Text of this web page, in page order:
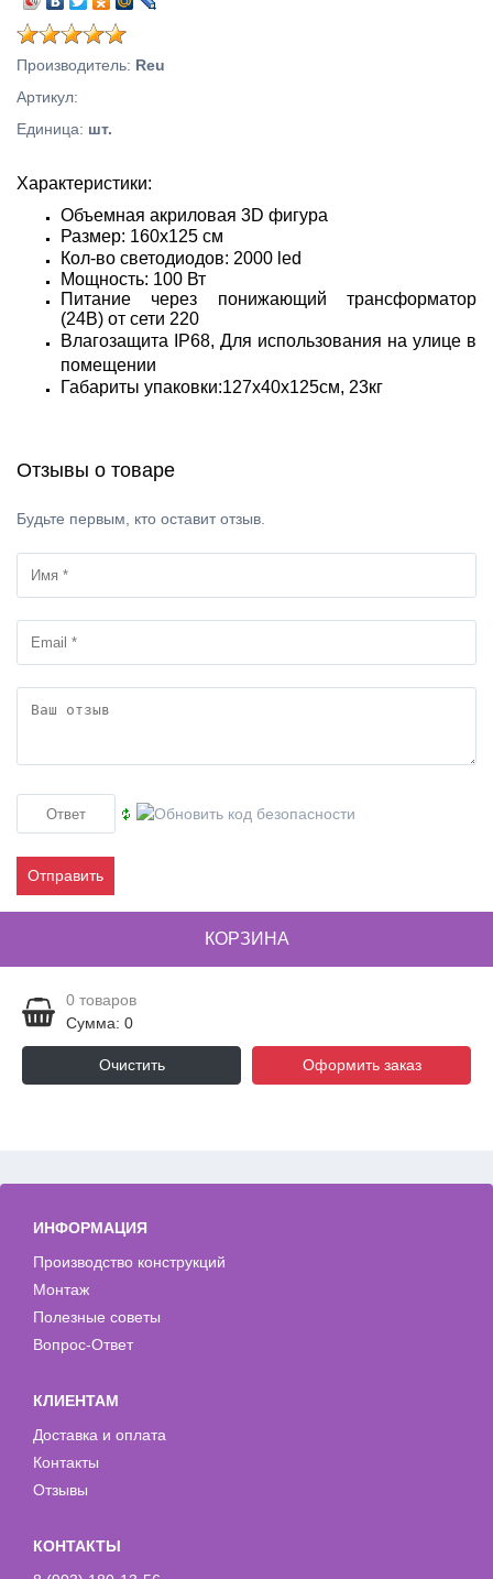
Производитель: Reu
Артикул:
Единица: шт.
Характеристики:
Объемная акриловая 3D фигура
Размер: 160x125 см
Кол-во светодиодов: 2000 led
Мощность: 100 Вт
Питание через понижающий трансформатор
(24В) от сети 220
Влагозащита IP68, Для использования на улице в
помещении
Габариты упаковки:127х40х125см, 23кг
Отзывы о товаре
Будьте первым, кто оставит отзыв.
Отправить
КОРЗИНА
0 товаров
Сумма: 0
Очистить Оформить заказ
ИНФОРМАЦИЯ
Производство конструкций
Монтаж
Полезные советы
Вопрос-Ответ
КЛИЕНТАМ
Доставка и оплата
Контакты
Отзывы
КОНТАКТЫ